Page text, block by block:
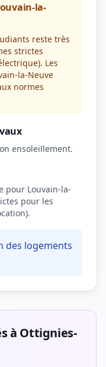
la-
reste très
strictes
Les
la-Neuve
normes
ensoleillement.
pour Louvain-la-
pour les
des logements
à Ottignies-